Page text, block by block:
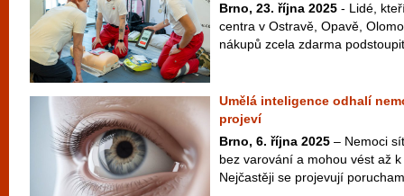
Brno, 23. října 2025 - Lidé,
centra v Ostravě, Opavě,
nákupů zcela zdarma
Umělá inteligence odhalí
projeví
Brno, 6. října 2025 – Nemoci
bez varování a mohou vést až
Nejčastěji se projevují